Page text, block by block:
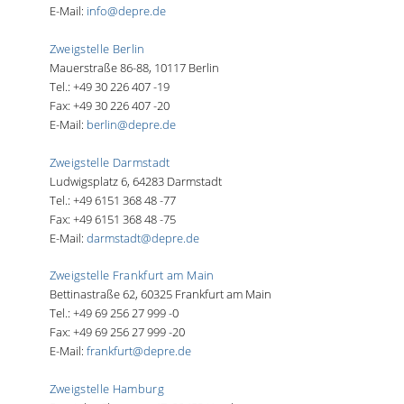
E-Mail: info@depre.de
Zweigstelle Berlin
Mauerstraße 86-88, 10117 Berlin
Tel.: +49 30 226 407 -19
Fax: +49 30 226 407 -20
E-Mail: berlin@depre.de
Zweigstelle Darmstadt
Ludwigsplatz 6, 64283 Darmstadt
Tel.: +49 6151 368 48 -77
Fax: +49 6151 368 48 -75
E-Mail: darmstadt@depre.de
Zweigstelle Frankfurt am Main
Bettinastraße 62, 60325 Frankfurt am Main
Tel.: +49 69 256 27 999 -0
Fax: +49 69 256 27 999 -20
E-Mail: frankfurt@depre.de
Zweigstelle Hamburg